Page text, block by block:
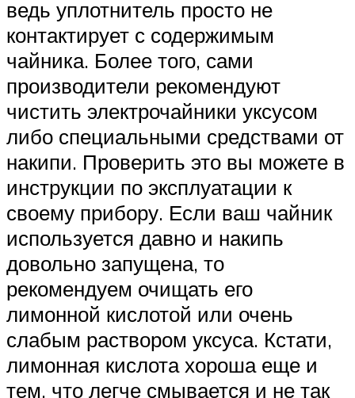
ведь уплотнитель просто не
контактирует с содержимым
чайника. Более того, сами
производители рекомендуют
чистить электрочайники уксусом
либо специальными средствами от
накипи. Проверить это вы можете в
инструкции по эксплуатации к
своему прибору. Если ваш чайник
используется давно и накипь
довольно запущена, то
рекомендуем очищать его
лимонной кислотой или очень
слабым раствором уксуса. Кстати,
лимонная кислота хороша еще и
тем, что легче смывается и не так